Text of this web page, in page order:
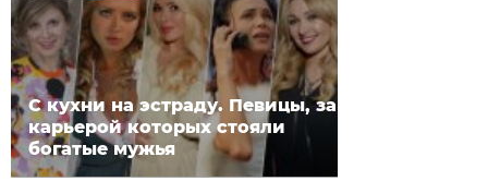
C кухни на эстраду. Певицы, за
карьерой которых стояли
богатые мужья